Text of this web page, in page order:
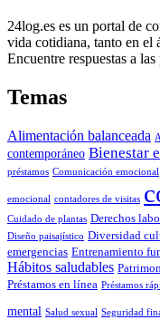
24log.es es un portal de
vida cotidiana, tanto en el
Encuentre respuestas a
Temas
Alimentación balanceada
contemporáneo Bienestar
préstamos Comunicación emocional
emocional contadores de visitas
Cuidado de plantas Derechos
Diseño paisajístico Diversidad
emergencias Entrenamiento
Hábitos saludables
Préstamos en línea Préstamos
mental Salud sexual Seguridad